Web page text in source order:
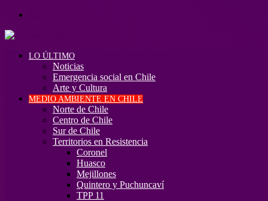
LO ÚLTIMO
Noticias
Emergencia social en Chile
Arte y Cultura
MEDIO AMBIENTE EN CHILE
Norte de Chile
Centro de Chile
Sur de Chile
Territorios en Resistencia
Coronel
Huasco
Mejillones
Quintero y Puchuncaví
TPP 11